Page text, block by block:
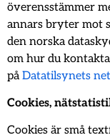
överensstämmer
annars bryter mot
den norska
om hur du
på Datatilsynets
Cookies,
Cookies är små